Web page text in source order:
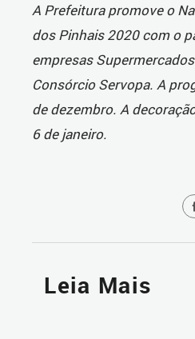
A Prefeitura promove o
dos Pinhais 2020 com o
empresas
Consórcio Servopa. A
de dezembro. A
6 de janeiro.
Leia Mais